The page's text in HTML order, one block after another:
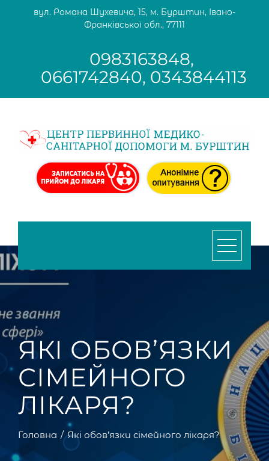
вул. Романа Шухевича, 15, м. Бурштин, Івано-
Франківської обл., 77111
0983163848,
0661742840, 0343844113
ЯКІ ОБОВ’ЯЗКИ
СІМЕЙНОГО
ЛІКАРЯ?
Головна Які обов’язки сімейного лікаря?